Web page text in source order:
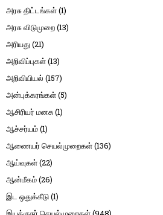
அரசு திட்டங்கள்(1)
அரசு விடுமுறை(13)
அரியது(21)
அறிவிப்புகள்(13)
அறிவியியல் (157)
அன்புக்கரங்கள்(5)
ஆசிரியர் மனசு(1)
ஆச்சர்யம்(1)
ஆணையர் செயல்முறைகள்(136)
ஆய்வுகள்(22)
ஆன்மீகம்(26)
இட ஒதுக்கீடு(1)